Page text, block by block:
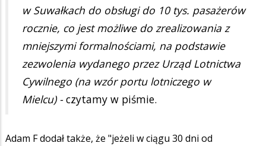
w Suwałkach do obsługi do 10 tys. pasażerów
rocznie, co jest możliwe do zrealizowania z
mniejszymi formalnościami, na podstawie
zezwolenia wydanego przez Urząd Lotnictwa
Cywilnego (na wzór portu lotniczego w
Mielcu) - czytamy w piśmie.
Adam F dodał także, że "jeżeli w ciągu 30 dni od